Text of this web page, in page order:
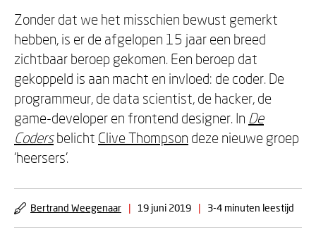
Zonder dat we het misschien bewust gemerkt
hebben, is er de afgelopen 15 jaar een breed
zichtbaar beroep gekomen. Een beroep dat
gekoppeld is aan macht en invloed: de coder. De
programmeur, de data scientist, de hacker, de
game-developer en frontend designer. In De
Coders belicht Clive Thompson deze nieuwe groep
‘heersers’.
Bertrand Weegenaar | 19 juni 2019 | 3-4 minuten leestijd